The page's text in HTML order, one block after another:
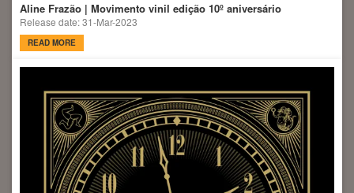
Aline Frazão | Movimento vinil edição 10º aniversário
Release date: 31-Mar-2023
READ MORE